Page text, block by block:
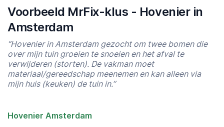
Voorbeeld MrFix-klus - Hovenier in
Amsterdam
“Hovenier in Amsterdam gezocht om twee bomen die
over mijn tuin groeien te snoeien en het afval te
verwijderen (storten). De vakman moet
materiaal/gereedschap meenemen en kan alleen via
mijn huis (keuken) de tuin in.”
Hovenier Amsterdam